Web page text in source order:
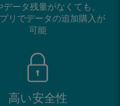
データ残量がなくても、
リでデータの追加購入が
可能
高い安全性